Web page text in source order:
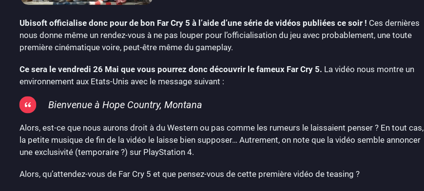
Ubisoft officialise donc pour de bon Far Cry 5 à l’aide d’une série de vidéos publiées ce soir ! Ces dernières
nous donne même un rendez-vous à ne pas louper pour l’officialisation du jeu avec probablement, une toute
première cinématique voire, peut-être même du gameplay.
Ce sera le vendredi 26 Mai que vous pourrez donc découvrir le fameux Far Cry 5. La vidéo nous montre un
environnement aux Etats-Unis avec le message suivant :
Bienvenue à Hope Country, Montana
Alors, est-ce que nous aurons droit à du Western ou pas comme les rumeurs le laissaient penser ? En tout cas,
la petite musique de fin de la vidéo le laisse bien supposer… Autrement, on note que la vidéo semble annoncer
une exclusivité (temporaire ?) sur PlayStation 4.
Alors, qu’attendez-vous de Far Cry 5 et que pensez-vous de cette première vidéo de teasing ?